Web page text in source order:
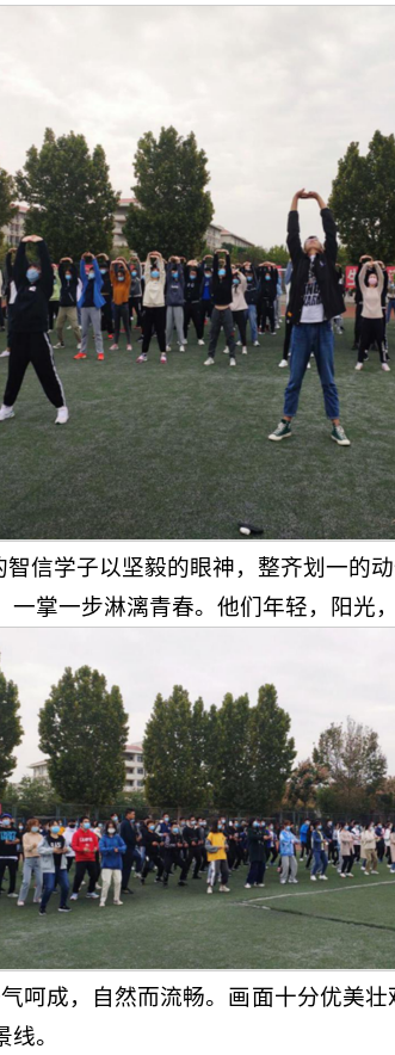
信学子以坚毅的眼神，整齐划一的
掌一步淋漓青春。他们年轻，阳光
气呵成，自然而流畅。画面十分优
。